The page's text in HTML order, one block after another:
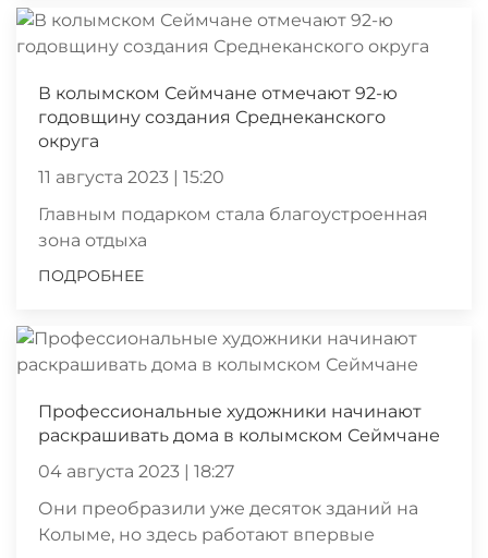
В колымском Сеймчане отмечают 92-ю
годовщину создания Среднеканского
округа
11 августа 2023 | 15:20
Главным подарком стала благоустроенная
зона отдыха
ПОДРОБНЕЕ
Профессиональные художники начинают
раскрашивать дома в колымском Сеймчане
04 августа 2023 | 18:27
Они преобразили уже десяток зданий на
Колыме, но здесь работают впервые